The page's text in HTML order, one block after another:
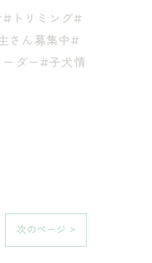
トリミング#
さん募集中#
ダー#子犬情
次のページ >